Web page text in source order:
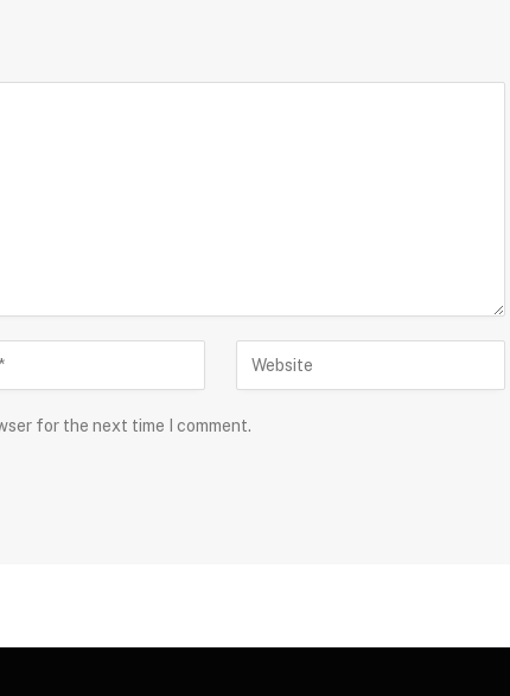
for the next time I comment.